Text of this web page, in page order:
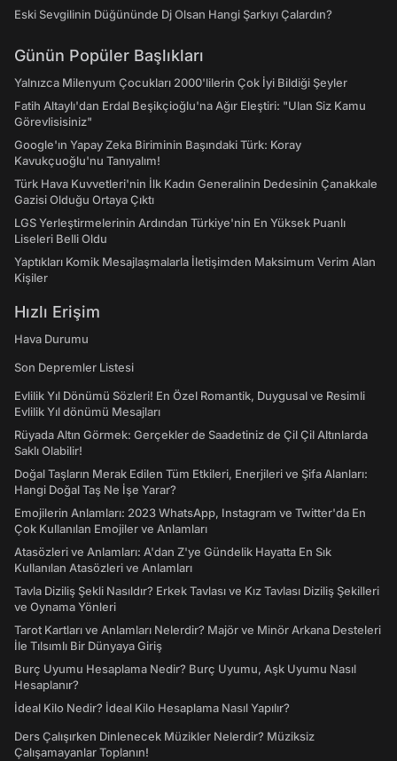
Eski Sevgilinin Düğününde Dj Olsan Hangi Şarkıyı Çalardın?
Günün Popüler Başlıkları
Yalnızca Milenyum Çocukları 2000'lilerin Çok İyi Bildiği Şeyler
Fatih Altaylı'dan Erdal Beşikçioğlu'na Ağır Eleştiri: "Ulan Siz Kamu
Görevlisisiniz"
Google'ın Yapay Zeka Biriminin Başındaki Türk: Koray
Kavukçuoğlu'nu Tanıyalım!
Türk Hava Kuvvetleri'nin İlk Kadın Generalinin Dedesinin Çanakkale
Gazisi Olduğu Ortaya Çıktı
LGS Yerleştirmelerinin Ardından Türkiye'nin En Yüksek Puanlı
Liseleri Belli Oldu
Yaptıkları Komik Mesajlaşmalarla İletişimden Maksimum Verim Alan
Kişiler
Hızlı Erişim
Hava Durumu
Son Depremler Listesi
Evlilik Yıl Dönümü Sözleri! En Özel Romantik, Duygusal ve Resimli
Evlilik Yıl dönümü Mesajları
Rüyada Altın Görmek: Gerçekler de Saadetiniz de Çil Çil Altınlarda
Saklı Olabilir!
Doğal Taşların Merak Edilen Tüm Etkileri, Enerjileri ve Şifa Alanları:
Hangi Doğal Taş Ne İşe Yarar?
Emojilerin Anlamları: 2023 WhatsApp, Instagram ve Twitter'da En
Çok Kullanılan Emojiler ve Anlamları
Atasözleri ve Anlamları: A'dan Z'ye Gündelik Hayatta En Sık
Kullanılan Atasözleri ve Anlamları
Tavla Diziliş Şekli Nasıldır? Erkek Tavlası ve Kız Tavlası Diziliş Şekilleri
ve Oynama Yönleri
Tarot Kartları ve Anlamları Nelerdir? Majör ve Minör Arkana Desteleri
İle Tılsımlı Bir Dünyaya Giriş
Burç Uyumu Hesaplama Nedir? Burç Uyumu, Aşk Uyumu Nasıl
Hesaplanır?
İdeal Kilo Nedir? İdeal Kilo Hesaplama Nasıl Yapılır?
Ders Çalışırken Dinlenecek Müzikler Nelerdir? Müziksiz
Çalışamayanlar Toplanın!